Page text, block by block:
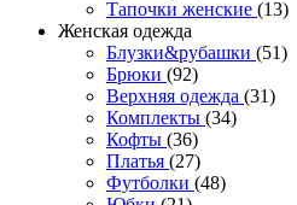
Тапочки женские (13)
Женская одежда
Блузки&рубашки (51)
Брюки (92)
Верхняя одежда (31)
Комплекты (34)
Кофты (36)
Платья (27)
Футболки (48)